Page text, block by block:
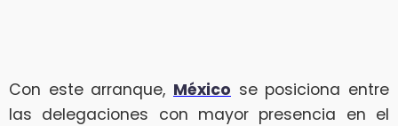
Con este arranque, México se posiciona entre
las delegaciones con mayor presencia en el